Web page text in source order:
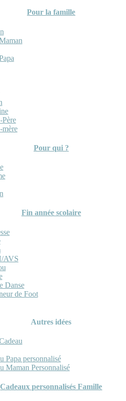
Pour la famille
Père
mère
Pour qui ?
Fin année scolaire
AVS
Danse
de Foot
Autres idées
Papa personnalisé
Maman Personnalisé
Cadeaux personnalisés Famille